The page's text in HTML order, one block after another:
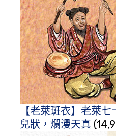
【老萊斑衣】老萊
兒狀，爛漫天真